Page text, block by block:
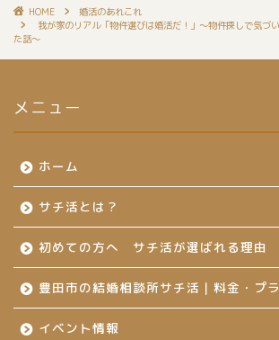
HOME
婚活のあれこれ
我が家のリアル「物件選びは婚活だ！」〜物件探しで気づ
た話〜
メニュー
ホーム
サチ活とは？
初めての方へ サチ活が選ばれる理由
豊田市の結婚相談所サチ活｜料金・プ
イベント情報